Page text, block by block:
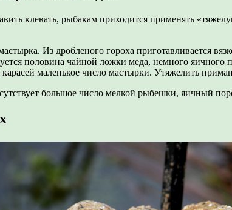
клевать, рыбакам приходится применять
Из дробленого гороха приготавливается
половина чайной ложки меда, немного
маленькое число мастырки. Утяжелить
большое число мелкой рыбешки, яичный